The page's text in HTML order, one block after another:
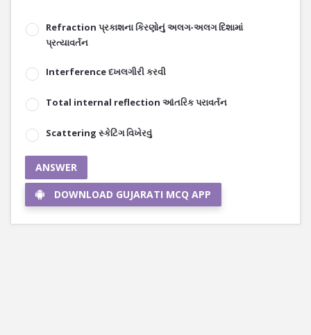
Refraction પ્રકાશના કિરણોનું અલગ-અલગ દિશામાં
પ્રત્યાવર્તન
Interference દખલગીરી કરવી
Total internal reflection આંતરિક પરાવર્તન
Scattering સ્કેટિંગ વિખેરવું
ANSWER
DOWNLOAD GUJARATI MCQ APP